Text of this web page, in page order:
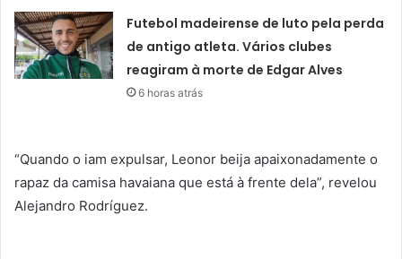
Futebol madeirense de luto pela perda
de antigo atleta. Vários clubes
reagiram à morte de Edgar Alves
6 horas atrás
“Quando o iam expulsar, Leonor beija apaixonadamente o
rapaz da camisa havaiana que está à frente dela”, revelou
Alejandro Rodríguez.